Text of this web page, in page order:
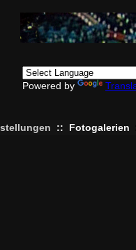
Powered by
:: Fotogalerien